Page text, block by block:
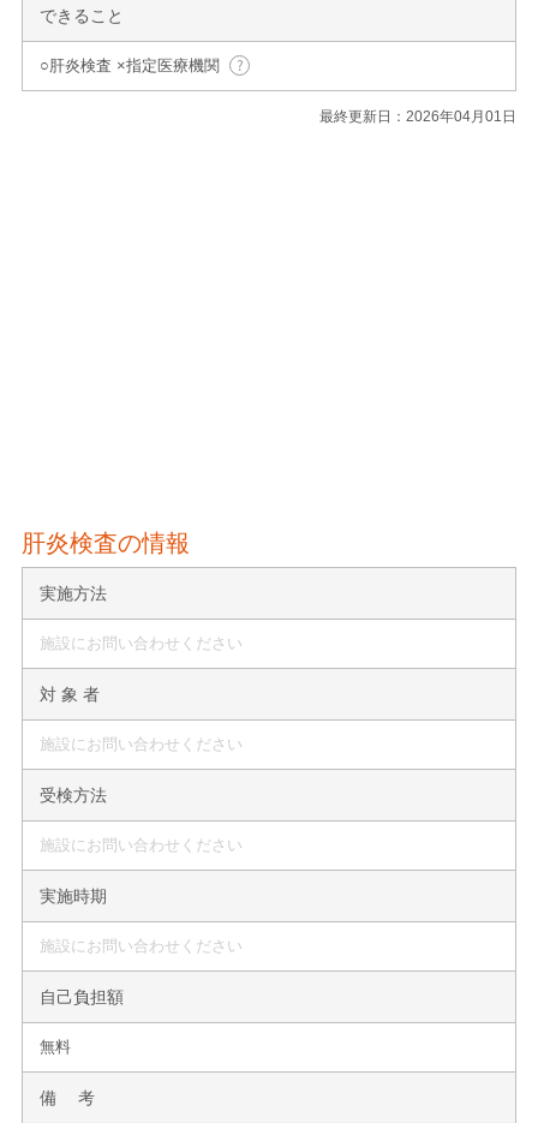
できること
○肝炎検査 ×指定医療機関
最終更新日：2026年04月01日
肝炎検査の情報
実施方法
施設にお問い合わせください
対 象 者
施設にお問い合わせください
受検方法
施設にお問い合わせください
実施時期
施設にお問い合わせください
自己負担額
無料
備 考